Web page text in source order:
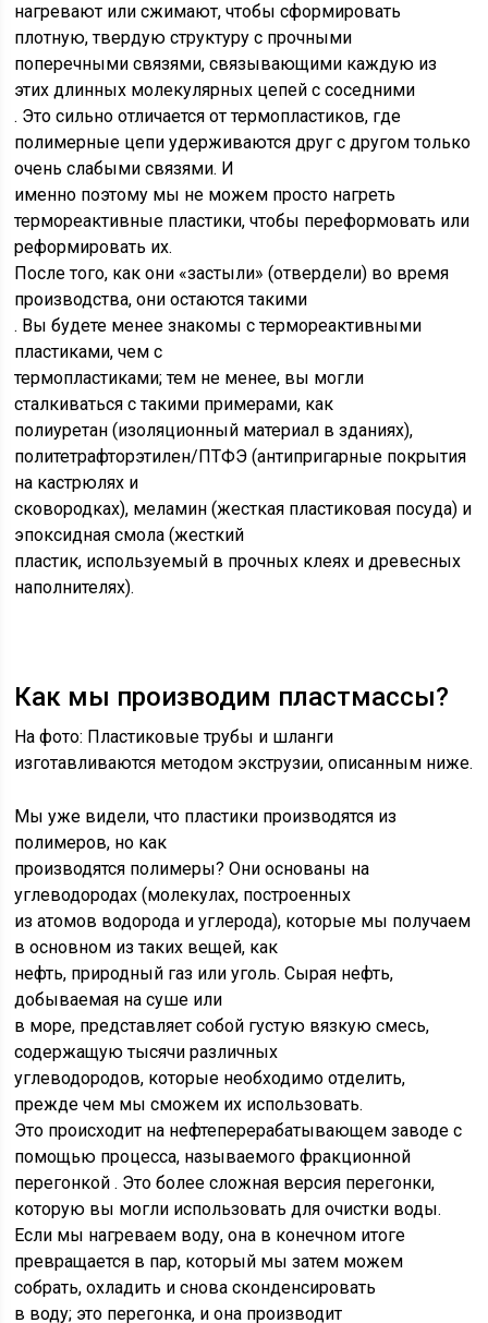
нагревают или сжимают, чтобы сформировать
плотную, твердую структуру с прочными
поперечными связями, связывающими каждую из
этих длинных молекулярных цепей с соседними
. Это сильно отличается от термопластиков, где
полимерные цепи удерживаются друг с другом только
очень слабыми связями. И
именно поэтому мы не можем просто нагреть
термореактивные пластики, чтобы переформовать или
реформировать их.
После того, как они «застыли» (отвердели) во время
производства, они остаются такими
. Вы будете менее знакомы с термореактивными
пластиками, чем с
термопластиками; тем не менее, вы могли
сталкиваться с такими примерами, как
полиуретан (изоляционный материал в зданиях),
политетрафторэтилен/ПТФЭ (антипригарные покрытия
на кастрюлях и
сковородках), меламин (жесткая пластиковая посуда) и
эпоксидная смола (жесткий
пластик, используемый в прочных клеях и древесных
наполнителях).
Как мы производим пластмассы?
На фото: Пластиковые трубы и шланги
изготавливаются методом экструзии, описанным ниже.
Мы уже видели, что пластики производятся из
полимеров, но как
производятся полимеры? Они основаны на
углеводородах (молекулах, построенных
из атомов водорода и углерода), которые мы получаем
в основном из таких вещей, как
нефть, природный газ или уголь. Сырая нефть,
добываемая на суше или
в море, представляет собой густую вязкую смесь,
содержащую тысячи различных
углеводородов, которые необходимо отделить,
прежде чем мы сможем их использовать.
Это происходит на нефтеперерабатывающем заводе с
помощью процесса, называемогофракционной
перегонкой . Это более сложная версия перегонки,
которую вы могли использовать для очистки воды.
Если мы нагреваем воду, она в конечном итоге
превращается в пар, который мы затем можем
собрать, охладить и снова сконденсировать
в воду; это перегонка, и она производит